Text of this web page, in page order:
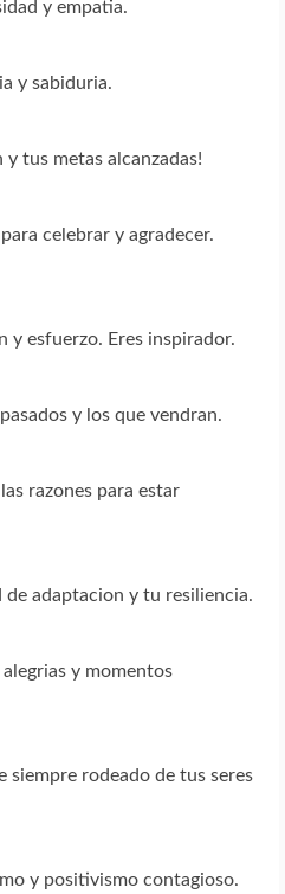
y empatia.
y sabiduria.
tus metas alcanzadas!
celebrar y agradecer.
y esfuerzo. Eres inspirador.
y los que vendran.
razones para estar
de adaptacion y tu resiliencia.
y momentos
rodeado de tus seres
y positivismo contagioso.